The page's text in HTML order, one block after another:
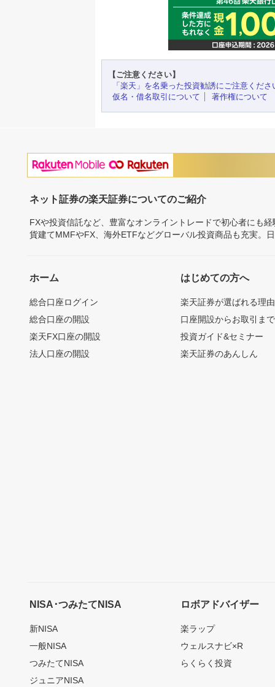
【ご注意ください】
「楽天」を名乗った投資勧誘にご注意くださ
仮名・借名取引について
著作権について
ネット証券の楽天証券についてのご紹介
FXや投資信託など、豊富なオンライントレードで初心者にも
貨建てMMFやFX、海外ETFなどグローバル投資商品も充実。
ホーム
総合口座ログイン
総合口座の開設
楽天FX口座の開設
法人口座の開設
はじめての方へ
楽天証券が選ばれる理由
口座開設からお取引ま
投資ガイド&セミナー
楽天証券のあんしん
NISA･つみたてNISA
新NISA
一般NISA
つみたてNISA
ジュニアNISA
ロボアドバイザー
楽ラップ
ウェルスナビ×R
らくらく投資